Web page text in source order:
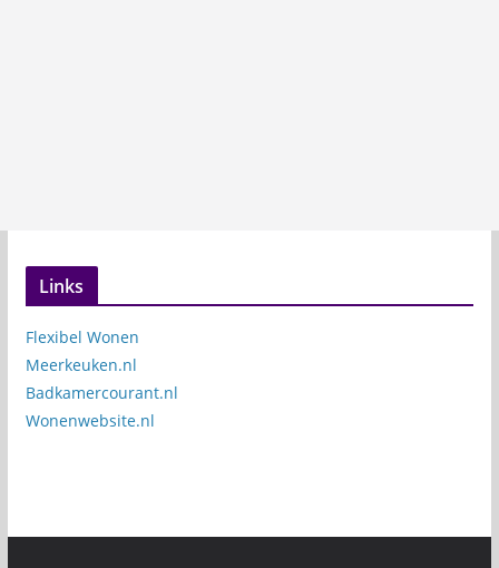
Links
Flexibel Wonen
Meerkeuken.nl
Badkamercourant.nl
Wonenwebsite.nl